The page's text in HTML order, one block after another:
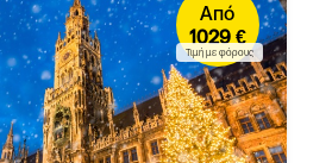
Από
1029 €
Τιμή με φόρους